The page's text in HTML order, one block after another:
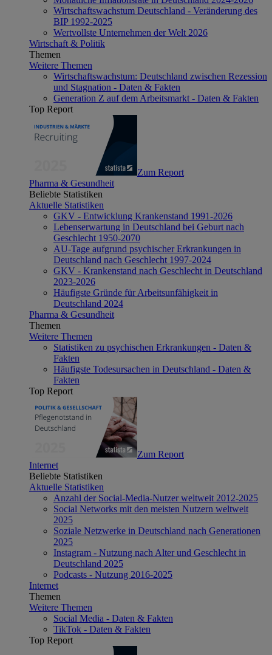
Wirtschaftswachstum Deutschland - Veränderung des
BIP 1992-2025
Wertvollste Unternehmen der Welt 2026
Wirtschaft & Politik
Themen
Weitere Themen
Wirtschaftswachstum: Deutschland zwischen Rezession
und Stagnation - Daten & Fakten
Generation Z auf dem Arbeitsmarkt - Daten & Fakten
Top Report
Zum Report
Pharma & Gesundheit
Beliebte Statistiken
Aktuelle Statistiken
GKV - Entwicklung Krankenstand 1991-2026
Lebenserwartung in Deutschland bei Geburt nach
Geschlecht 1950-2070
AU-Tage aufgrund psychischer Erkrankungen in
Deutschland nach Geschlecht 1997-2024
GKV - Krankenstand nach Geschlecht in Deutschland
2023-2026
Häufigste Gründe für Arbeitsunfähigkeit in
Deutschland 2024
Pharma & Gesundheit
Themen
Weitere Themen
Statistiken zu psychischen Erkrankungen - Daten &
Fakten
Häufigste Todesursachen in Deutschland - Daten &
Fakten
Top Report
Zum Report
Internet
Beliebte Statistiken
Aktuelle Statistiken
Anzahl der Social-Media-Nutzer weltweit 2012-2025
Social Networks mit den meisten Nutzern weltweit
2025
Soziale Netzwerke in Deutschland nach Generationen
2025
Instagram - Nutzung nach Alter und Geschlecht in
Deutschland 2025
Podcasts - Nutzung 2016-2025
Internet
Themen
Weitere Themen
Social Media - Daten & Fakten
TikTok - Daten & Fakten
Top Report